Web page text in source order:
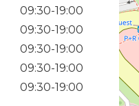
09:30-19:00
09:30-19:00
09:30-19:00
09:30-19:00
09:30-19:00